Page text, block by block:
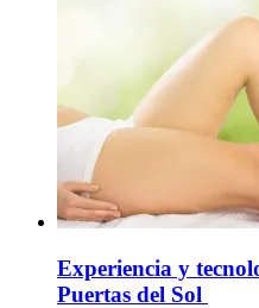
Experiencia y
Puertas del Sol